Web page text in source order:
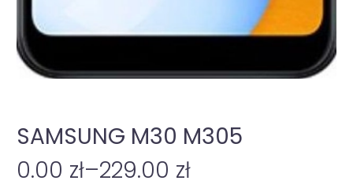
SAMSUNG M30 M305
0.00 zł–229.00 zł